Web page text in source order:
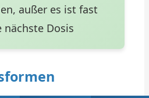
außer es ist fast
nächste Dosis